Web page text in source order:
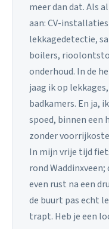
meer dan dat. Als
aan: CV-
lekkagedetectie,
boilers,
onderhoud. In de
jaag ik op
badkamers. En ja,
spoed, binnen een
zonder
In mijn vrije tijd
rond
even rust na een
de buurt pas echt
trapt. Heb je een